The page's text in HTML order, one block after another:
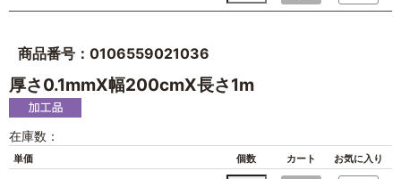
商品番号：0106559021036
厚さ0.1mmX幅200cmX長さ1m
在庫数：
単価 個数 カート お気に入り